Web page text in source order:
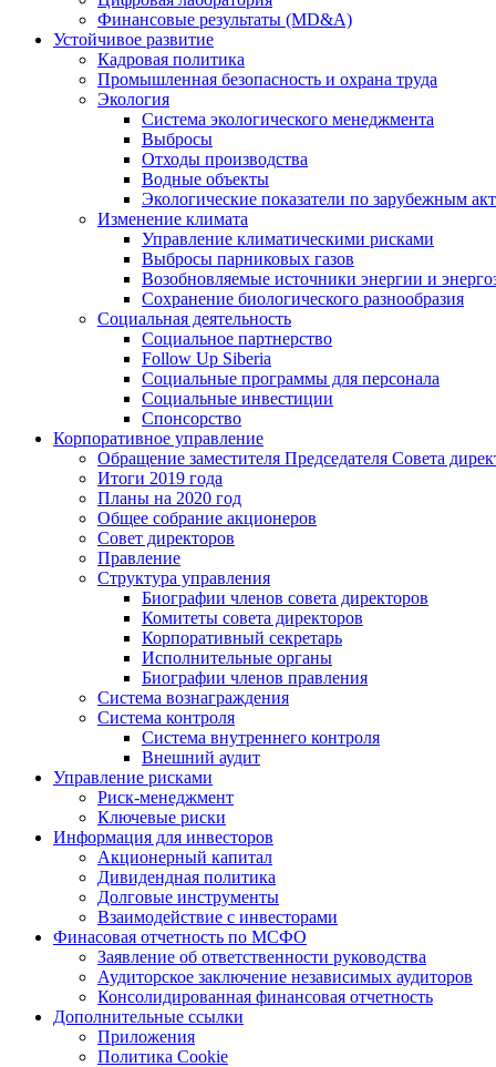
Финансовые результаты (MD&A)
Устойчивое развитие
Кадровая политика
Промышленная безопасность и охрана труда
Экология
Система экологического менеджмента
Выбросы
Отходы производства
Водные объекты
Экологические показатели по зарубежным
Изменение климата
Управление климатическими рисками
Выбросы парниковых газов
Возобновляемые источники энергии и
Сохранение биологического разнообразия
Социальная деятельность
Социальное партнерство
Follow Up Siberia
Социальные программы для персонала
Социальные инвестиции
Спонсорство
Корпоративное управление
Обращение заместителя Председателя Совета
Итоги 2019 года
Планы на 2020 год
Общее собрание акционеров
Совет директоров
Правление
Структура управления
Биографии членов совета директоров
Комитеты совета директоров
Корпоративный секретарь
Исполнительные органы
Биографии членов правления
Система вознаграждения
Система контроля
Система внутреннего контроля
Внешний аудит
Управление рисками
Риск-менеджмент
Ключевые риски
Информация для инвесторов
Акционерный капитал
Дивидендная политика
Долговые инструменты
Взаимодействие с инвеcторами
Финасовая отчетность по МСФО
Заявление об ответственности руководства
Аудиторское заключение независимых аудиторов
Консолидированная финансовая отчетность
Дополнительные ссылки
Приложения
Политика Cookie